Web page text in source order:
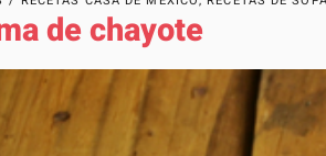
de chayote